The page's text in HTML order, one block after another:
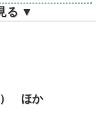
る ▼
） ほか